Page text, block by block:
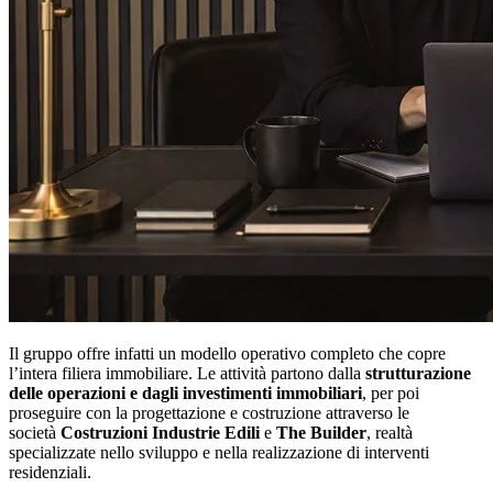
Il gruppo offre infatti un modello operativo completo che copre
l’intera filiera immobiliare. Le attività partono dalla strutturazione
delle operazioni e dagli investimenti immobiliari, per poi
proseguire con la progettazione e costruzione attraverso le
società Costruzioni Industrie Edili e The Builder, realtà
specializzate nello sviluppo e nella realizzazione di interventi
residenziali.